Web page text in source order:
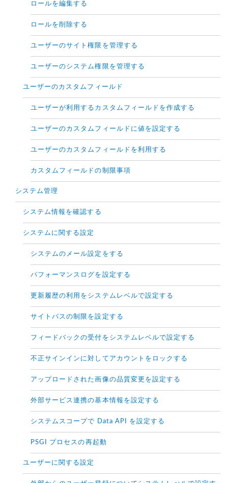
ロールを編集する
ロールを削除する
ユーザーのサイト権限を管理する
ユーザーのシステム権限を管理する
ユーザーのカスタムフィールド
ユーザーが利用するカスタムフィールドを作成する
ユーザーのカスタムフィールドに値を設定する
ユーザーのカスタムフィールドを利用する
カスタムフィールドの制限事項
システム管理
システム情報を確認する
システムに関する設定
システムのメール設定をする
パフォーマンスログを設定する
更新履歴の利用をシステムレベルで設定する
サイトパスの制限を設定する
フィードバックの受付をシステムレベルで設定する
不正サインインに対してアカウントをロックする
アップロードされた画像の品質変更を設定する
外部サービス連携の基本情報を設定する
システムスコープで Data API を設定する
PSGI プロセスの再起動
ユーザーに関する設定